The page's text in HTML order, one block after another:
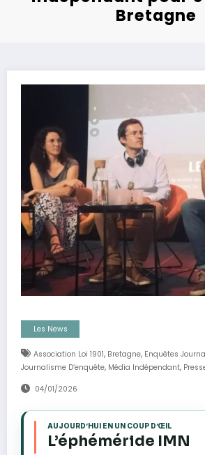
Bretagne
Les News
Association Loi 1901, Bretagne, Enquêtes
Journalisme D’enquête, Média Indépendant,
04/01/2026
AUJOURD’HUI EN UN COUP D’ŒIL
L’éphéméride IMN